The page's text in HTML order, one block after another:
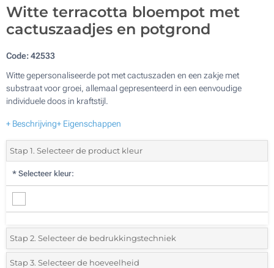
Witte terracotta bloempot met
cactuszaadjes en potgrond
Code:42533
Witte gepersonaliseerde pot met cactuszaden en een zakje met
substraat voor groei, allemaal gepresenteerd in een eenvoudige
individuele doos in kraftstijl.
+ Beschrijving+ Eigenschappen
Stap 1. Selecteer de product kleur
* Selecteer kleur:
Stap 2. Selecteer de bedrukkingstechniek
*Selecteer de bedrukking en kleuren van het logo:
Stap 3. Selecteer de hoeveelheid